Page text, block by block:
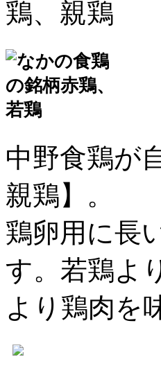
中野食鶏が
親鶏】。
鶏卵用に長
す。若鶏よ
より鶏肉を